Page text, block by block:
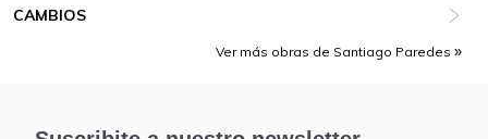
CAMBIOS
Ver más obras de Santiago Paredes